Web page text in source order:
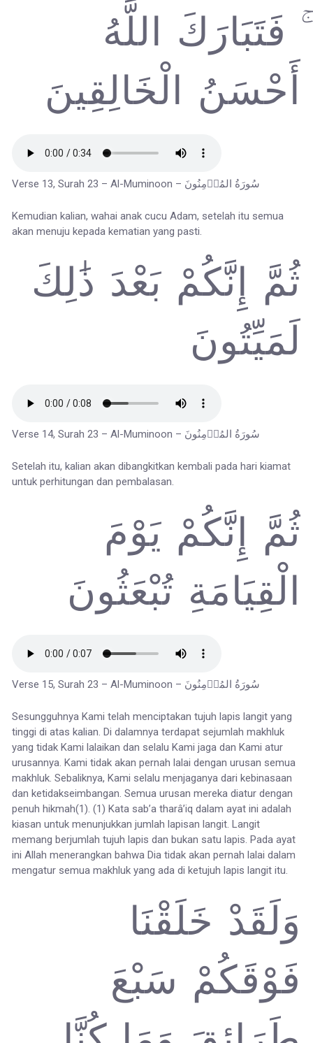
ۚ فَتَبَارَكَ اللَّهُ
أَحْسَنُ الْخَالِقِينَ
Verse 13, Surah 23 – Al-Muminoon – سُورَةُ المُؤۡمِنُونَ
Kemudian kalian, wahai anak cucu Adam, setelah itu semua
akan menuju kepada kematian yang pasti.
ثُمَّ إِنَّكُمْ بَعْدَ ذَٰلِكَ
لَمَيِّتُونَ
Verse 14, Surah 23 – Al-Muminoon – سُورَةُ المُؤۡمِنُونَ
Setelah itu, kalian akan dibangkitkan kembali pada hari kiamat
untuk perhitungan dan pembalasan.
ثُمَّ إِنَّكُمْ يَوْمَ
الْقِيَامَةِ تُبْعَثُونَ
Verse 15, Surah 23 – Al-Muminoon – سُورَةُ المُؤۡمِنُونَ
Sesungguhnya Kami telah menciptakan tujuh lapis langit yang
tinggi di atas kalian. Di dalamnya terdapat sejumlah makhluk
yang tidak Kami lalaikan dan selalu Kami jaga dan Kami atur
urusannya. Kami tidak akan pernah lalai dengan urusan semua
makhluk. Sebaliknya, Kami selalu menjaganya dari kebinasaan
dan ketidakseimbangan. Semua urusan mereka diatur dengan
penuh hikmah(1). (1) Kata sab’a tharâ’iq dalam ayat ini adalah
kiasan untuk menunjukkan jumlah lapisan langit. Langit
memang berjumlah tujuh lapis dan bukan satu lapis. Pada ayat
ini Allah menerangkan bahwa Dia tidak akan pernah lalai dalam
mengatur semua makhluk yang ada di ketujuh lapis langit itu.
وَلَقَدْ خَلَقْنَا
فَوْقَكُمْ سَبْعَ